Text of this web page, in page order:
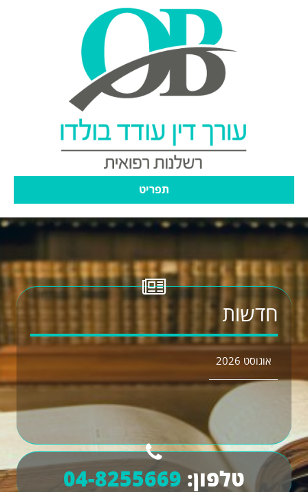
תפריט
חדשות
אוגוסט 2026
טלפון: 04-8255669